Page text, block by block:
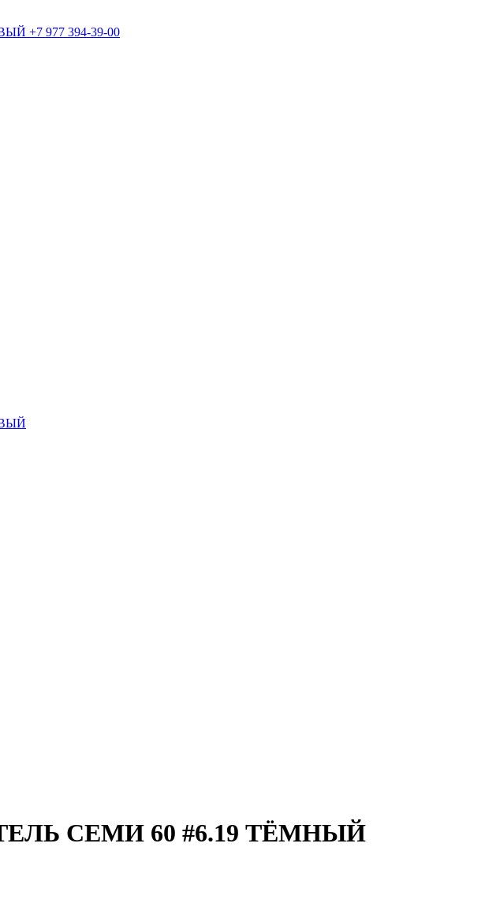
+7 977 394-39-00
СЕМИ 60 #6.19 ТЁМНЫЙ